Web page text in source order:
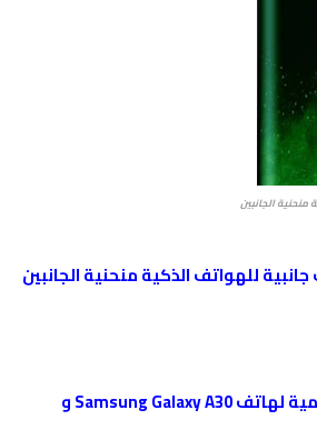
الجانبين
للهواتف الذكية منحنية الجانبين
تحميل الخلفيات الرسمية لهاتف Samsung Galaxy A30 و